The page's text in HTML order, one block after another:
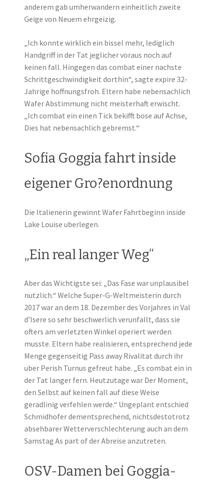
anderem gab umherwandern einheitlich zweite
Geige von Neuem ehrgeizig.
„Ich konnte wirklich ein bissel mehr, lediglich
Handgriff in der Tat jeglicher voraus noch auf
keinen fall. Hingegen das combat einer nachste
Schrittgeschwindigkeit dorthin“, sagte expire 32-
Jahrige hoffnungsfroh. Eltern habe nebensachlich
Wafer Abstimmung nicht meisterhaft erwischt.
„Ich combat ein einen Tick bekifft bose auf Achse,
Dies hat nebensachlich gebremst.“
Sofia Goggia fahrt inside
eigener Gro?enordnung
Die Italienerin gewinnt Wafer Fahrtbeginn inside
Lake Louise uberlegen.
„Ein real langer Weg“
Aber das Wichtigste sei: „Das Fase war unplausibel
nutzlich.“ Welche Super-G-Weltmeisterin durch
2017 war an dem 18. Dezember des Vorjahres in Val
d’Isere so sehr beschwerlich verunfallt, dass sie
ofters am verletzten Winkel operiert werden
musste. Eltern habe realisieren, entsprechend jede
Menge gegenseitig Pass away Rivalitat durch ihr
uber Perish Turnus gefreut habe. „Es combat ein in
der Tat langer fern. Heutzutage war Der Moment,
den Selbst auf keinen fall auf diese Weise
geradlinig verfehlen werde.“ Ungeplant entschied
Schmidhofer dementsprechend, nichtsdestotrotz
absehbarer Wetterverschlechterung auch an dem
Samstag As part of der Abreise anzutreten.
OSV-Damen bei Goggia-